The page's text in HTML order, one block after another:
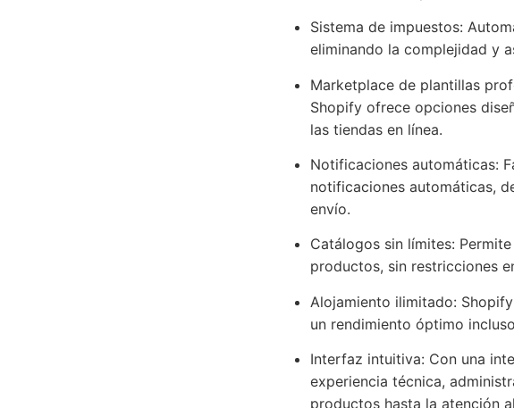
Sistema de impuestos:
eliminando la complejidad y
Marketplace de plantillas
Shopify ofrece opciones
las tiendas en línea.
Notificaciones automáticas:
notificaciones automáticas,
envío.
Catálogos sin límites:
productos, sin restricciones
Alojamiento ilimitado:
un rendimiento óptimo
Interfaz intuitiva: Con una
experiencia técnica,
productos hasta la atención